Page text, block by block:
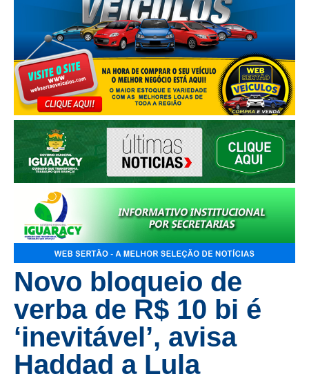
Novo bloqueio de
verba de R$ 10 bi é
‘inevitável’, avisa
Haddad a Lula